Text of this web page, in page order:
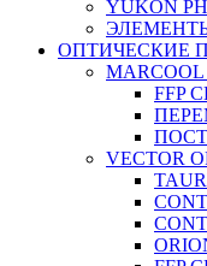
YUKON
ОПТИЧЕСКИЕ
MARCOOL
FFP
VECTOR